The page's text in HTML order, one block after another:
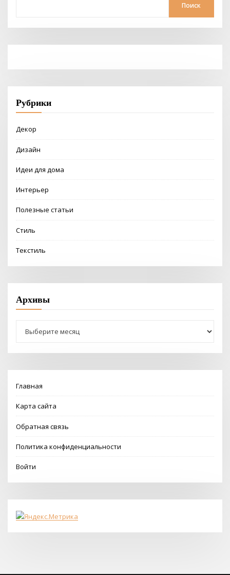
Поиск
Рубрики
Декор
Дизайн
Идеи для дома
Интерьер
Полезные статьи
Стиль
Текстиль
Архивы
Главная
Карта сайта
Обратная связь
Политика конфиденциальности
Войти